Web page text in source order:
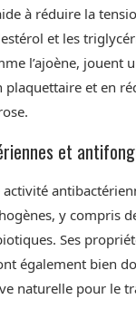
à réduire la
et les
l’ajoène, jouent
plaquettaire et en
et
activité
y compris
Ses
également bien
naturelle pour le